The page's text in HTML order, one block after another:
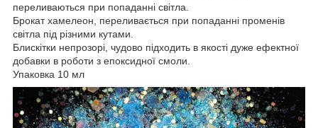
переливаються при попаданні світла.
Брокат хамелеон, переливається при попаданні променів
світла під різними кутами.
Блискітки непрозорі, чудово підходить в якості дуже ефектної
добавки в роботи з епоксидної смоли.
Упаковка 10 мл